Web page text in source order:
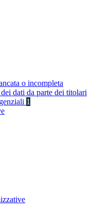
o incompleta
dati da parte dei titolari
1